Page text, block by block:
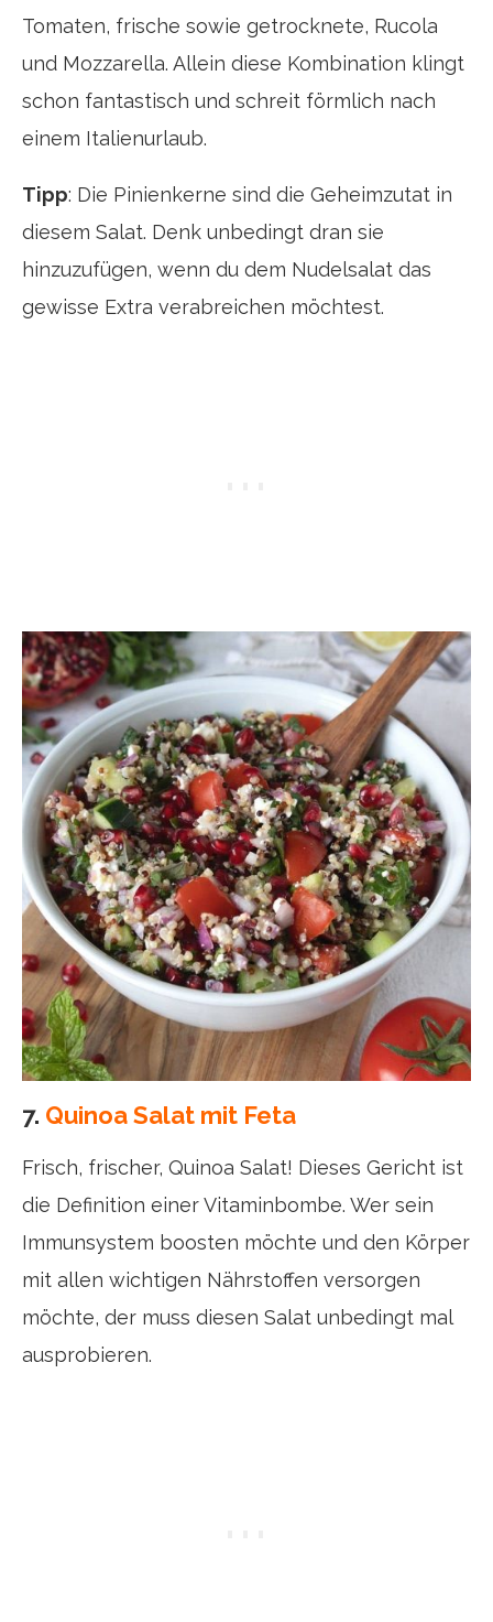
Tomaten, frische sowie getrocknete, Rucola
und Mozzarella. Allein diese Kombination klingt
schon fantastisch und schreit förmlich nach
einem Italienurlaub.
Tipp: Die Pinienkerne sind die Geheimzutat in
diesem Salat. Denk unbedingt dran sie
hinzuzufügen, wenn du dem Nudelsalat das
gewisse Extra verabreichen möchtest.
7. Quinoa Salat mit Feta
Frisch, frischer, Quinoa Salat! Dieses Gericht ist
die Definition einer Vitaminbombe. Wer sein
Immunsystem boosten möchte und den Körper
mit allen wichtigen Nährstoffen versorgen
möchte, der muss diesen Salat unbedingt mal
ausprobieren.